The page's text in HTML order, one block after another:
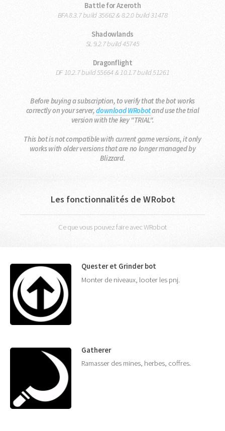
Battle for Azeroth
BFA 8.3.7 build 35662 & 8.2.0 build 31478
Shadowlands
SL 9.2.7 build 45745
Dragonflight
DF 10.2.7 build 55664 & 10.1.7 build 51261
Before buying a subscription, to verify that the bot works
correctly on your server,download WRobotand use the trial
version with the key "TRIAL".
This bot is not compatible with current game versions, it only
works with older versions that are no longer managed by
Blizzard.
Les fonctionnalités de WRobot
Ce que vous pouvez faire avec WRobot
Quester et Grinder bot
Monter de niveaux, looter les pnj.
Gatherer
Ramasser des mines, herbes, coffres.